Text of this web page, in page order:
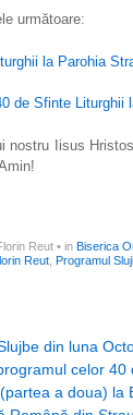
următoare:
la Parohia
de Sfinte Liturghii
nostru Iisus
Reut • in Biserica
Reut Programul
din luna
celor 40
a doua) la